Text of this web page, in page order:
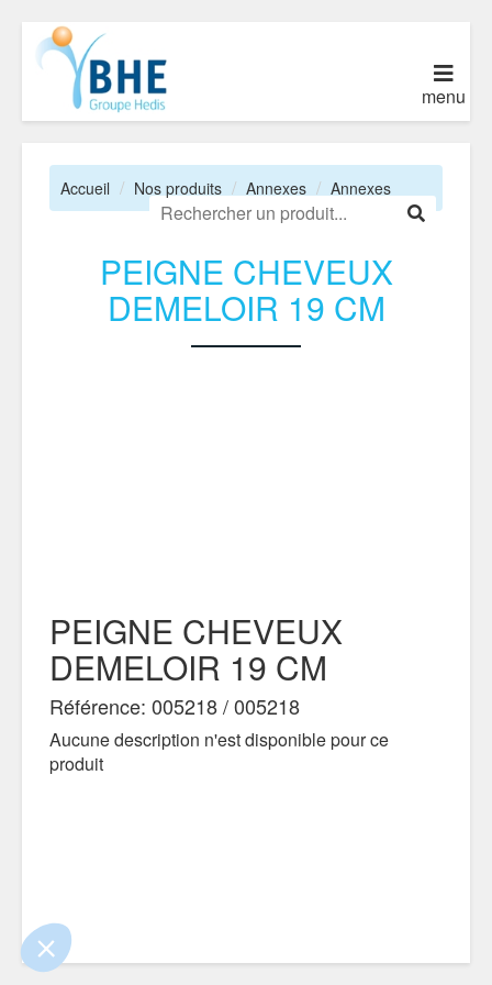
certifiés par
Je choisis OK pour moi
menu
Accueil Nos produits Annexes Annexes
PEIGNE CHEVEUX
DEMELOIR 19 CM
PEIGNE CHEVEUX
DEMELOIR 19 CM
Référence: 005218 / 005218
Aucune description n'est disponible pour ce
produit